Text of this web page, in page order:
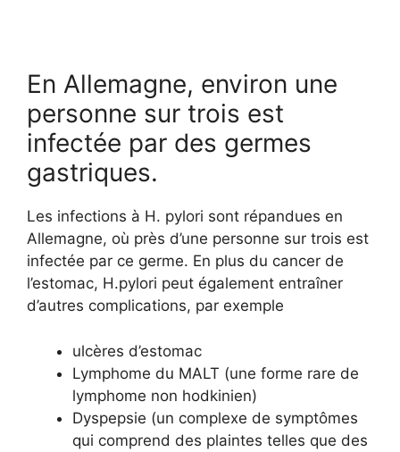
En Allemagne, environ une
personne sur trois est
infectée par des germes
gastriques.
Les infections à H. pylori sont répandues en
Allemagne, où près d’une personne sur trois est
infectée par ce germe. En plus du cancer de
l’estomac, H.pylori peut également entraîner
d’autres complications, par exemple
ulcères d’estomac
Lymphome du MALT (une forme rare de
lymphome non hodkinien)
Dyspepsie (un complexe de symptômes
qui comprend des plaintes telles que des